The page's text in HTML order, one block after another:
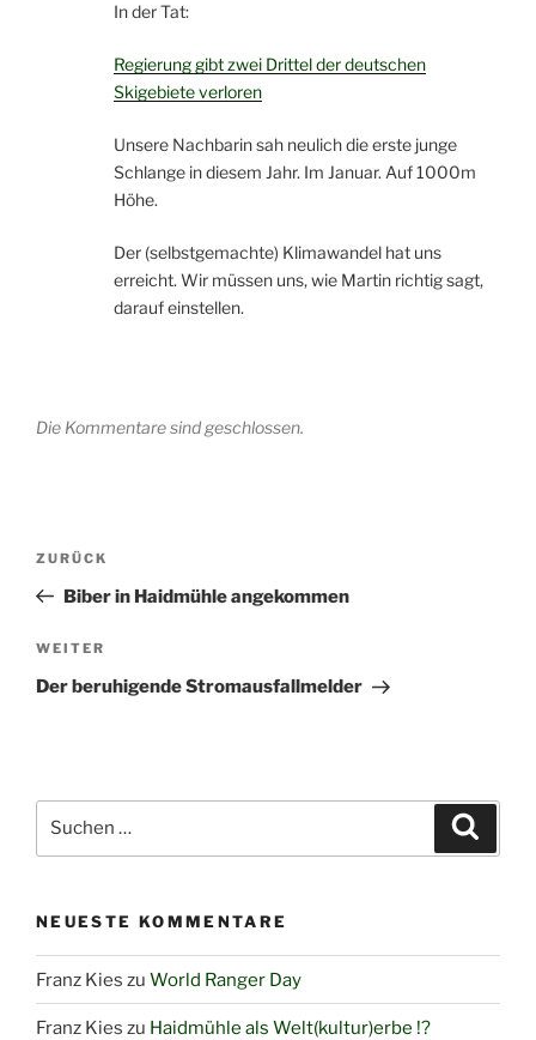
In der Tat:
Regierung gibt zwei Drittel der deutschen
Skigebiete verloren
Unsere Nachbarin sah neulich die erste junge
Schlange in diesem Jahr. Im Januar. Auf 1000m
Höhe.
Der (selbstgemachte) Klimawandel hat uns
erreicht. Wir müssen uns, wie Martin richtig sagt,
darauf einstellen.
Die Kommentare sind geschlossen.
Beitragsnavigation
Vorheriger
Beitrag
ZURÜCK
Biber in Haidmühle angekommen
Nächster
Beitrag
WEITER
Der beruhigende Stromausfallmelder
nach:
NEUESTE KOMMENTARE
Franz Kies zu World Ranger Day
Franz Kies zu Haidmühle als Welt(kultur)erbe !?